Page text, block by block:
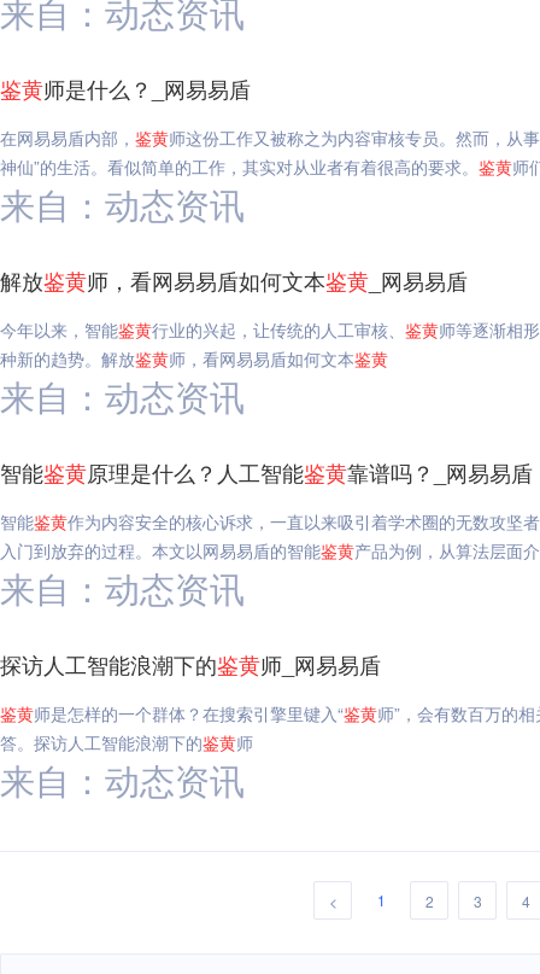
来自：动态资讯
鉴黄师是什么？_网易易盾
在网易易盾内部， 鉴黄师这份工作又被称之为内容审核专员。然而，从
神仙”的生活。看似简单的工作，其实对从业者有着很高的要求。 鉴黄师
来自：动态资讯
解放鉴黄师，看网易易盾如何文本鉴黄 _网易易盾
今年以来，智能鉴黄行业的兴起，让传统的人工审核、 鉴黄师等逐渐相
种新的趋势。解放鉴黄师，看网易易盾如何文本鉴黄
来自：动态资讯
智能鉴黄原理是什么？人工智能鉴黄靠谱吗？_网易易盾
智能鉴黄作为内容安全的核心诉求，一直以来吸引着学术圈的无数攻坚
入门到放弃的过程。本文以网易易盾的智能鉴黄产品为例，从算法层面
来自：动态资讯
探访人工智能浪潮下的鉴黄师_网易易盾
鉴黄师是怎样的一个群体？在搜索引擎里键入“鉴黄师”，会有数百万的
答。探访人工智能浪潮下的鉴黄师
来自：动态资讯
< 1 2 3 4